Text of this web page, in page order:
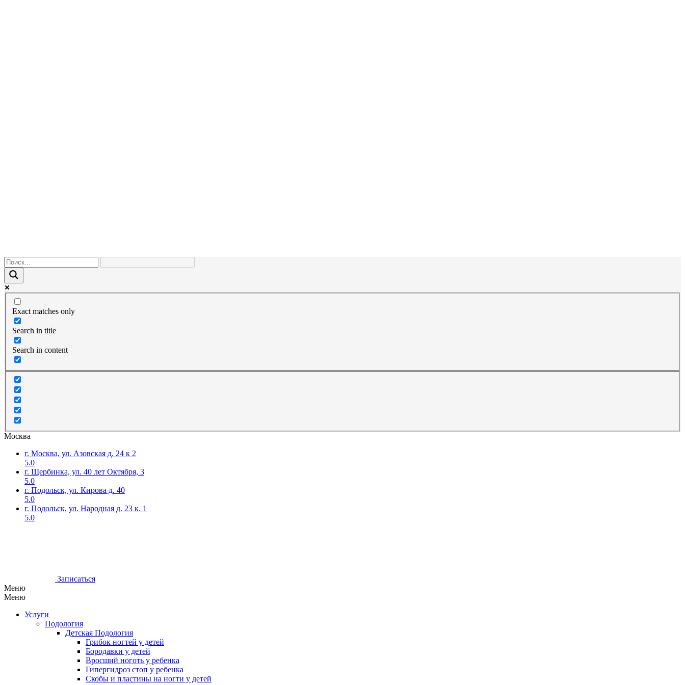
Exact matches only
Search in title
Search in content
Москва
г. Москва, ул. Азовская д. 24 к 2
5.0
г. Щербинка, ул. 40 лет Октября, 3
5.0
г. Подольск, ул. Кирова д. 40
5.0
г. Подольск, ул. Народная д. 23 к. 1
5.0
Записаться
Меню
Меню
Услуги
Подология
Детская Подология
Грибок ногтей у детей
Бородавки у детей
Вросший ноготь у ребенка
Гипергидроз стоп у ребенка
Скобы и пластины на ногти у детей